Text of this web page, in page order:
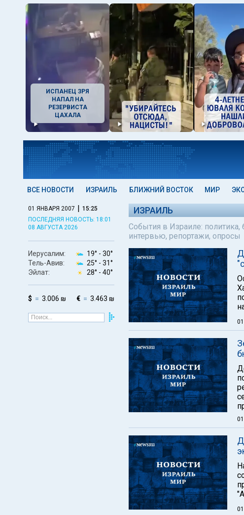
ИСПАНЕЦ ЗРЯ
НАПАЛ НА
РЕЗЕРВИСТА
ЦАХАЛА
ВСЕ НОВОСТИ ИЗРАИЛЬ БЛИЖНИЙ ВОСТОК МИР
01 ЯНВАРЯ 2007 | 15:25
ПОСЛЕДНЯЯ НОВОСТЬ: 18:01
08 АВГУСТА 2026
Иерусалим: 19° - 30°
Тель-Авив:
25° - 31°
Эйлат:
28° - 40°
$ 3.006 ₪ € 3.463 ₪
ИЗРАИЛЬ
События в Израиле: политика,
интервью, репортажи, опросы